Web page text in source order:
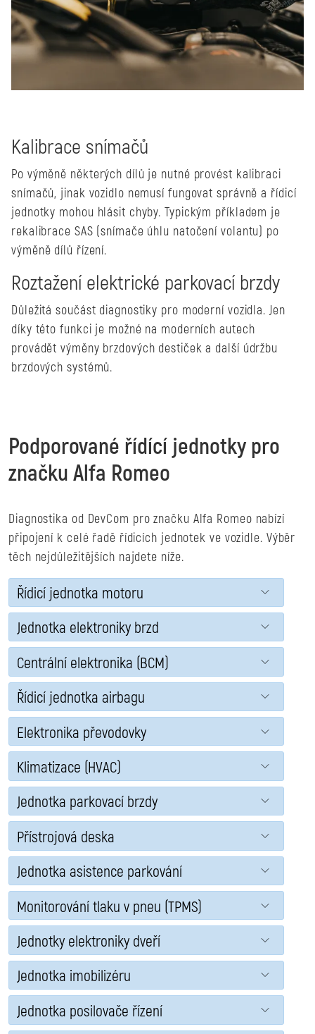
Kalibrace snímačů
Po výměně některých dílů je nutné provést kalibraci
snímačů, jinak vozidlo nemusí fungovat správně a řídicí
jednotky mohou hlásit chyby. Typickým příkladem je
rekalibrace SAS (snímače úhlu natočení volantu) po
výměně dílů řízení.
Roztažení elektrické parkovací brzdy
Důležitá součást diagnostiky pro moderní vozidla. Jen
díky této funkci je možné na moderních autech
provádět výměny brzdových destiček a další údržbu
brzdových systémů.
Podporované řídící jednotky pro
značku Alfa Romeo
Diagnostika od DevCom pro značku Alfa Romeo nabízí
připojení k celé řadě řídicích jednotek ve vozidle. Výběr
těch nejdůležitějších najdete níže.
Řídicí jednotka motoru
Jednotka elektroniky brzd
Centrální elektronika (BCM)
Řídicí jednotka airbagu
Elektronika převodovky
Klimatizace (HVAC)
Jednotka parkovací brzdy
Přístrojová deska
Jednotka asistence parkování
Monitorování tlaku v pneu (TPMS)
Jednotky elektroniky dveří
Jednotka imobilizéru
Jednotka posilovače řízení